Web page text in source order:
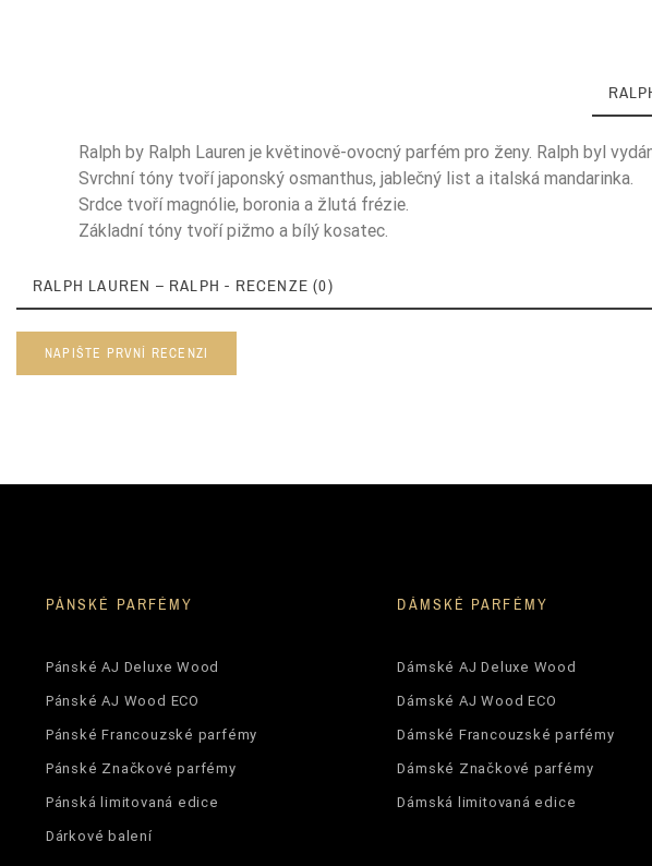
Ralph by Ralph Lauren je květinově-ovocný parfém pro ženy. Ralph byl
Svrchní tóny tvoří japonský osmanthus, jablečný list a italská mandarinka.
Srdce tvoří magnólie, boronia a žlutá frézie.
Základní tóny tvoří pižmo a bílý kosatec.
RALPH LAUREN – RALPH - RECENZE (0)
NAPIŠTE PRVNÍ RECENZI
PÁNSKÉ PARFÉMY
Pánské AJ Deluxe Wood
Pánské AJ Wood ECO
Pánské Francouzské parfémy
Pánské Značkové parfémy
Pánská limitovaná edice
Dárkové balení
DÁMSKÉ PARFÉMY
Dámské AJ Deluxe Wood
Dámské AJ Wood ECO
Dámské Francouzské parfémy
Dámské Značkové parfémy
Dámská limitovaná edice